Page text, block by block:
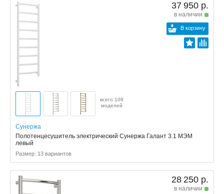
37 950 р.
в наличии
В корзину
всего 108
моделей
Сунержа
Полотенцесушитель электрический Сунержа Галант 3.1 МЭМ
левый
Размер: 13 вариантов
28 250 р.
в наличии